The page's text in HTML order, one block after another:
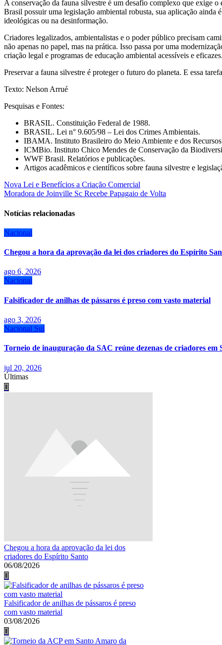
A conservação da fauna silvestre é um desafio complexo que exige
Brasil possuir uma legislação ambiental robusta, sua aplicação ainda
ideológicas ou na desinformação.
Criadores legalizados, ambientalistas e o poder público precisam
não apenas no papel, mas na prática. Isso passa por uma
criação legal e programas de educação ambiental acessíveis e
Preservar a fauna silvestre é proteger o futuro do planeta. E essa
Texto: Nelson Arrué
Pesquisas e Fontes:
BRASIL. Constituição Federal de 1988.
BRASIL. Lei n° 9.605/98 – Lei dos Crimes Ambientais.
IBAMA. Instituto Brasileiro do Meio Ambiente e dos
ICMBio. Instituto Chico Mendes de Conservação da
WWF Brasil. Relatórios e publicações.
Artigos acadêmicos e científicos sobre fauna silvestre e
Navegação
de
Post
Nova Lei e Benefícios a Criação Comercial
Moradora de Joinville Sc Recebe Papagaio de Volta
Notícias relacionadas
Nacional
Chegou a hora da aprovação da lei dos criadores do Espírito
ago 6, 2026
Nacional
Falsificador de anilhas de pássaros é preso com vasto material
ago 3, 2026
Nacional Sul
Torneio de inauguração da SAC reúne dezenas de criadores
jul 20, 2026
Últimas
Chegou a hora da aprovação da lei dos
criadores do Espírito Santo
06/08/2026
Falsificador de anilhas de pássaros é preso
com vasto material
03/08/2026